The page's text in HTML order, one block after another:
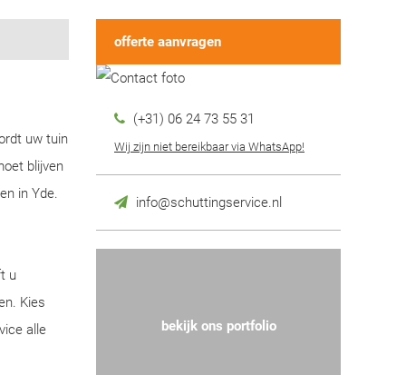
uw tuin
blijven
in Yde.
u
Kies
alle
offerte aanvragen
(+31) 06 24 73 55 31
Wij zijn niet bereikbaar via WhatsApp!
info@schuttingservice.nl
bekijk ons portfolio